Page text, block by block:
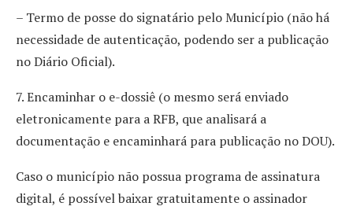
– Termo de posse do signatário pelo Município (não há
necessidade de autenticação, podendo ser a publicação
no Diário Oficial).
7. Encaminhar o e-dossiê (o mesmo será enviado
eletronicamente para a RFB, que analisará a
documentação e encaminhará para publicação no DOU).
Caso o município não possua programa de assinatura
digital, é possível baixar gratuitamente o assinador